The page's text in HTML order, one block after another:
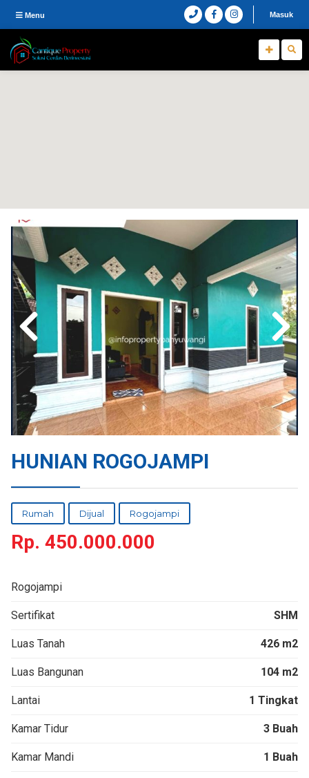
Menu Masuk
HUNIAN ROGOJAMPI
Rumah Dijual Rogojampi
Rp. 450.000.000
Rogojampi
Sertifikat SHM
Luas Tanah 426 m2
Luas Bangunan 104 m2
Lantai 1 Tingkat
Kamar Tidur 3 Buah
Kamar Mandi 1 Buah